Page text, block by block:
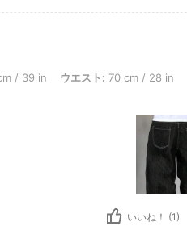
ト: 70 cm / 28 in, バスト: 88 cm / 35 in,
/ 39 in ウエスト: 70 cm / 28 in
いいね！ (1)